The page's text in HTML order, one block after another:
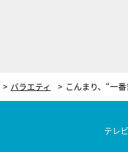
バラエティ
テレ